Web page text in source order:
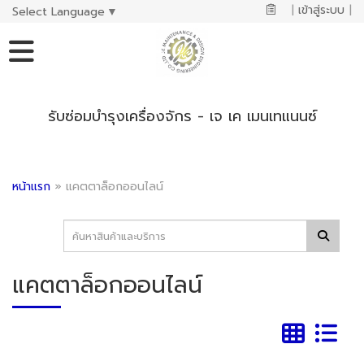
Select Language ▼ | เข้าสู่ระบบ |
รับซ่อมบำรุงเครื่องจักร - เจ เค เมนเทแนนซ์
หน้าแรก » แคตตาล็อกออนไลน์
แคตตาล็อกออนไลน์